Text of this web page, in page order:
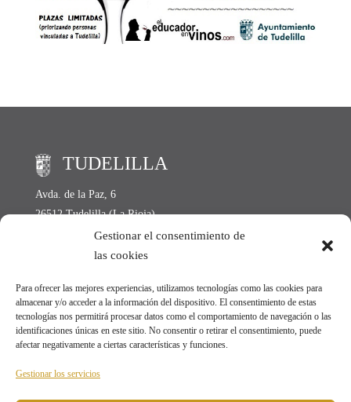
Gestionar el consentimiento de
las cookies
Para ofrecer las mejores experiencias, utilizamos tecnologías como las cookies para
almacenar y/o acceder a la información del dispositivo. El consentimiento de estas
tecnologías nos permitirá procesar datos como el comportamiento de navegación o las
identificaciones únicas en este sitio. No consentir o retirar el consentimiento, puede
afectar negativamente a ciertas características y funciones.
Gestionar los servicios
TUDELILLA
Avda. de la Paz, 6
26512 Tudelilla (La Rioja)
Lunes a Viernes de 11:00 h. a 14:00 h.
Fax: +34 941 152 157
Email:ayto@tudelilla.org
SEDE ELECTRÓNICA